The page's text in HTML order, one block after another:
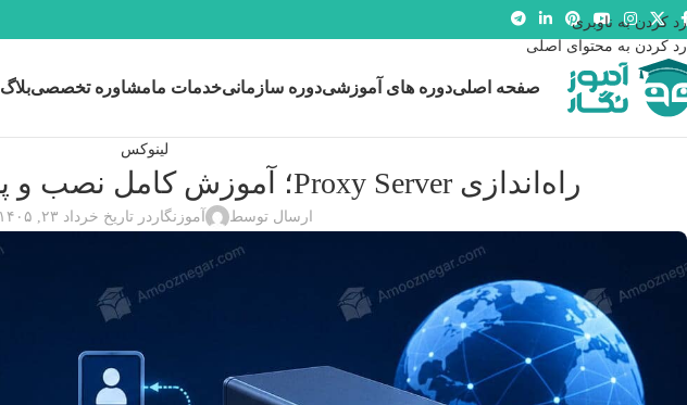
رد کردن به ناوبری
رد کردن به محتوای اصلی
صفحه اصلیدوره های آموزشیدوره سازمانیخدمات مامشاوره تخصصیبلاگ
لینوکس
راه‌اندازی Proxy Server؛ آموزش کامل نصب و پیکربندی پروکسی سرور
ارسال توسط آموزنگاردر تاریخ خرداد ۲۳, ۱۴۰۵